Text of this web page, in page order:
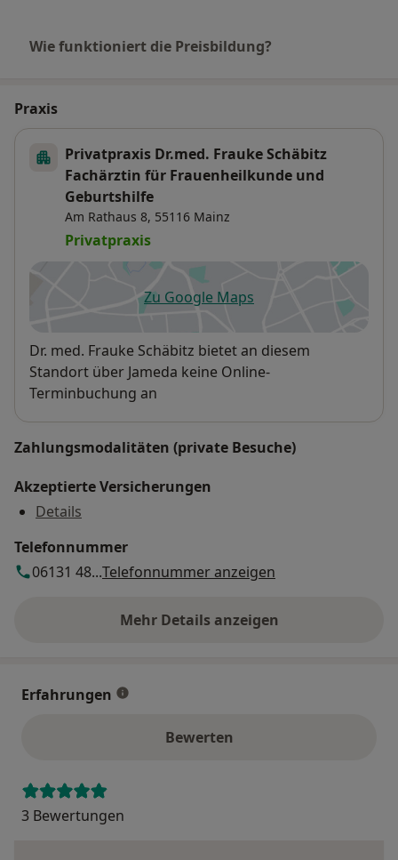
Wie funktioniert die Preisbildung?
Praxis
Privatpraxis Dr.med. Frauke Schäbitz
Fachärztin für Frauenheilkunde und
Geburtshilfe
Am Rathaus 8, 55116 Mainz
Privatpraxis
Zu Google Mapsöffnet in einer neuen
Verfügbarkeit
Dr. med. Frauke Schäbitz bietet an diesem
Standort über Jameda keine Online-
Terminbuchung an
Zahlungsmodalitäten (private Besuche)
Akzeptierte Versicherungen
Details
Telefonnummer
06131 48...Telefonnummer anzeigen
Mehr Details anzeigen
über die Adresse
Erfahrungen
Bewerten
3 Bewertungen